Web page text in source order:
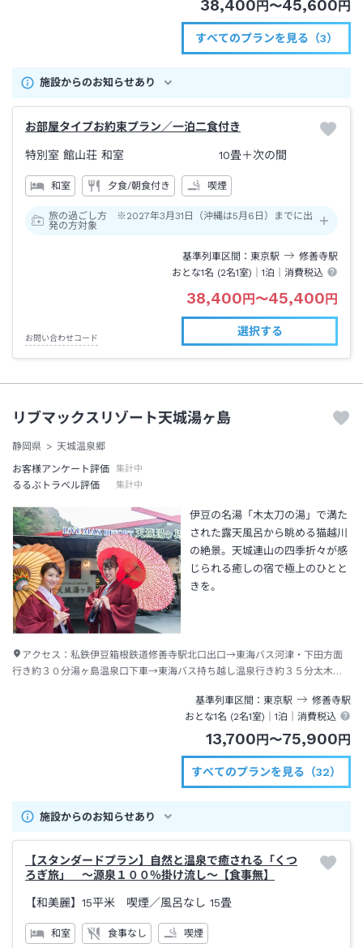
38,400円〜45,600円
すべてのプランを見る（3）
施設からのお知らせあり
お部屋タイプお約束プラン／一泊二食付き
特別室 館山荘 和室 10畳＋次の間
和室 夕食/朝食付き 喫煙
旅の過ごし方 ※2027年3月31日（沖縄は5月6日）までに出
発の方対象
基準列車区間 東京駅 修善寺駅
おとな1名 (2名1室)｜1泊 ｜消費税込
38,400円〜45,400円
お問い合わせコード
選択する
リブマックスリゾート天城湯ヶ島
静岡県
天城温泉郷
お客様アンケート評価
集計中
るるぶトラベル評価 集計中
伊豆の名湯「木太刀の湯」で満た
された露天風呂から眺める猫越川
の絶景。天城連山の四季折々が感
じられる癒しの宿で極上のひとと
きを。
アクセス： 私鉄伊豆箱根鉄道修善寺駅北口出口→東海バス河津・下田方面
行き約３０分湯ヶ島温泉口下車→東海バス持ち越し温泉行き約３５分太木立
基準列車区間
東京駅 修善寺駅
おとな1名 (2名1室)｜1泊 ｜消費税込
13,700円〜75,900円
すべてのプランを見る（32）
施設からのお知らせあり
【スタンダードプラン】自然と温泉で癒される「くつ
ろぎ旅」 ～源泉１００％掛け流し～【食事無】
【和美麗】15平米 喫煙／風呂なし 15畳
和室 食事なし 喫煙